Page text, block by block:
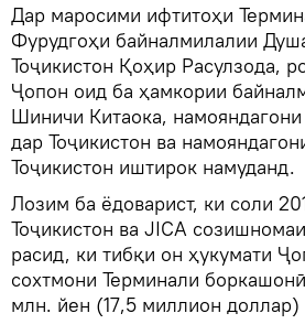
Дар маросими ифтитоҳи
Фурудгоҳи байналмилалии
Тоҷикистон Қоҳир Расулзода,
Ҷопон оид ба ҳамкории
Шиничи Китаока,
дар Тоҷикистон ва
Тоҷикистон иштирок намуданд.
Лозим ба ёдоварист, ки соли
Тоҷикистон ва JICA
расид, ки тибқи он ҳукумати
сохтмони Терминали
млн. йен (17,5 миллион доллар)